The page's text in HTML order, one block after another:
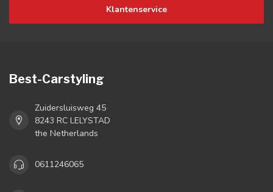
Klantenservice
Best-Carstyling
Zuidersluisweg 45
8243 RC LELYSTAD
the Netherlands
0611246065